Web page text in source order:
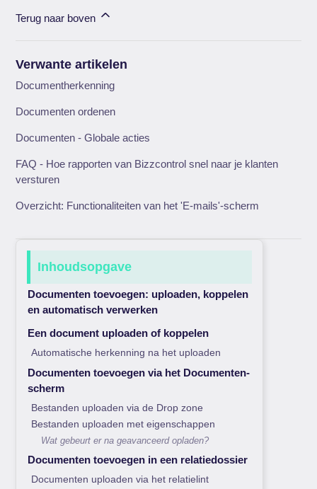
Terug naar boven
Verwante artikelen
Documentherkenning
Documenten ordenen
Documenten - Globale acties
FAQ - Hoe rapporten van Bizzcontrol snel naar je klanten
versturen
Overzicht: Functionaliteiten van het 'E-mails'-scherm
Inhoudsopgave
Documenten toevoegen: uploaden, koppelen
en automatisch verwerken
Een document uploaden of koppelen
Automatische herkenning na het uploaden
Documenten toevoegen via het Documenten-
scherm
Bestanden uploaden via de Drop zone
Bestanden uploaden met eigenschappen
Wat gebeurt er na geavanceerd opladen?
Documenten toevoegen in een relatiedossier
Documenten uploaden via het relatielint